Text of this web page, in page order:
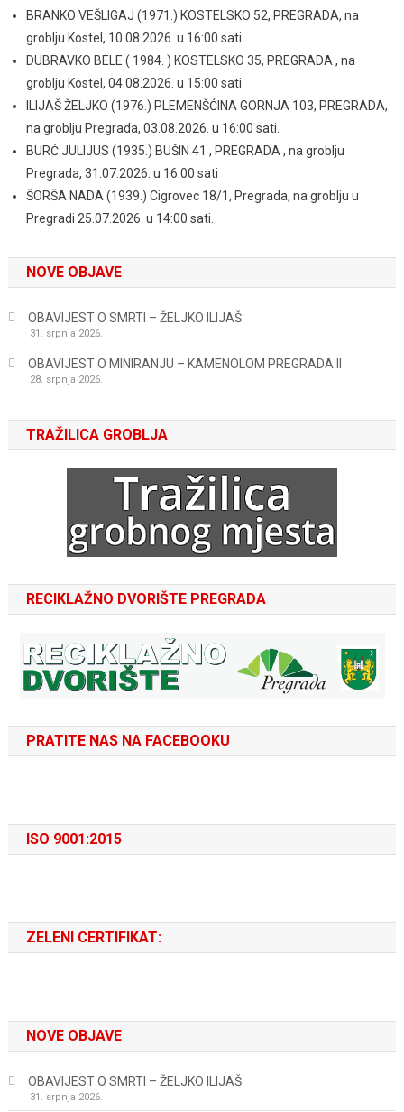
BRANKO VEŠLIGAJ (1971.) KOSTELSKO 52, PREGRADA, na
groblju Kostel, 10.08.2026. u 16:00 sati.
DUBRAVKO BELE ( 1984. ) KOSTELSKO 35, PREGRADA , na
groblju Kostel, 04.08.2026. u 15:00 sati.
ILIJAŠ ŽELJKO (1976.) PLEMENŠĆINA GORNJA 103, PREGRADA,
na groblju Pregrada, 03.08.2026. u 16:00 sati.
BURĆ JULIJUS (1935.) BUŠIN 41 , PREGRADA , na groblju
Pregrada, 31.07.2026. u 16:00 sati
ŠORŠA NADA (1939.) Cigrovec 18/1, Pregrada, na groblju u
Pregradi 25.07.2026. u 14:00 sati.
NOVE OBJAVE
OBAVIJEST O SMRTI – ŽELJKO ILIJAŠ
31. srpnja 2026.
OBAVIJEST O MINIRANJU – KAMENOLOM PREGRADA II
28. srpnja 2026.
TRAŽILICA GROBLJA
RECIKLAŽNO DVORIŠTE PREGRADA
PRATITE NAS NA FACEBOOKU
ISO 9001:2015
ZELENI CERTIFIKAT:
NOVE OBJAVE
OBAVIJEST O SMRTI – ŽELJKO ILIJAŠ
31. srpnja 2026.